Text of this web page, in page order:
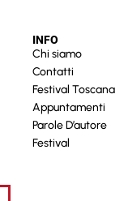
INFO
Chi siamo
Contatti
Festival Toscana
Appuntamenti
Parole D’autore
Festival